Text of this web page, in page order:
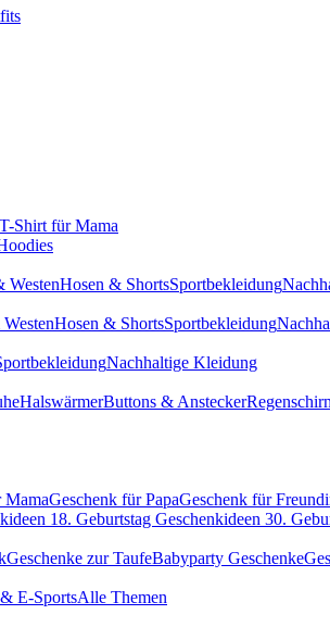
T-Shirt für Mama
WestenHosen & ShortsSportbekleidung
Hosen & ShortsSportbekleidung
Nachhaltige Kleidung
HalswärmerButtons & Anstecker
MamaGeschenk für PapaGeschenk für
18. Geburtstag Geschenkideen 30.
Geschenke zur TaufeBabyparty Geschenke
E-SportsAlle Themen